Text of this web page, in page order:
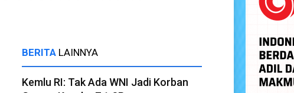
BERITA LAINNYA
Kemlu RI: Tak Ada WNI Jadi Korban